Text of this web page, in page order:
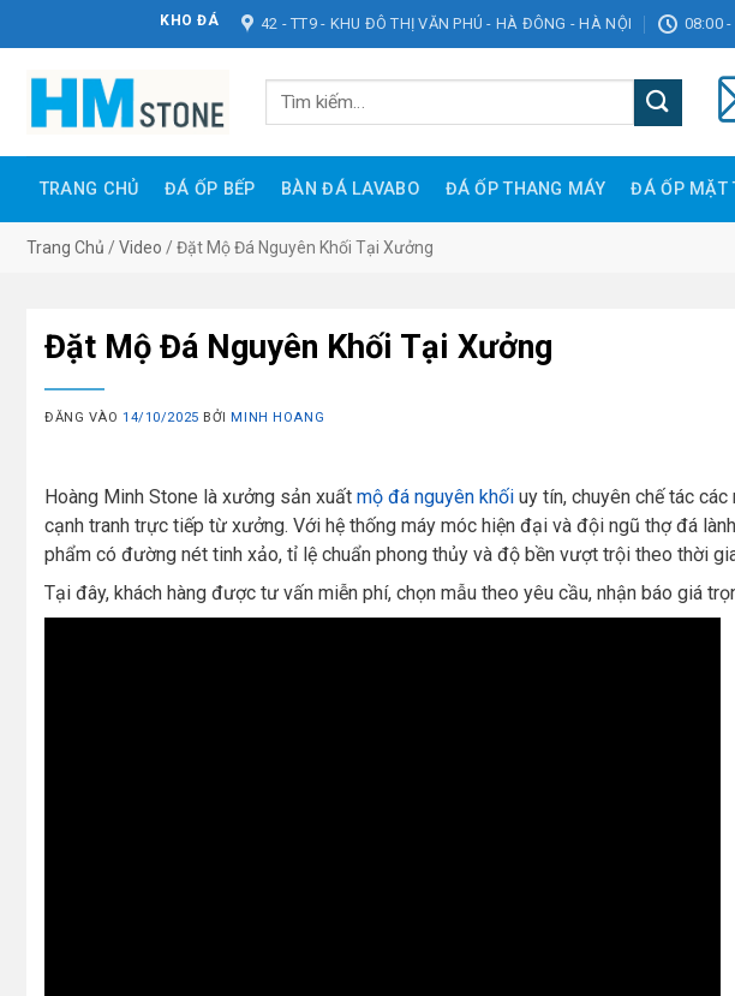
qua
KHO ĐÁ HOÀNG MINH STONE42 - TT9 - KHU ĐÔ THỊ VĂN PHÚ - HÀ ĐÔNG - HÀ NỘI 08:00
Tìm
kiếm:
TRANG CHỦ ĐÁ ỐP BẾP BÀN ĐÁ LAVABO ĐÁ ỐP THANG MÁY ĐÁ ỐP MẶT
Trang Chủ / Video / Đặt Mộ Đá Nguyên Khối Tại Xưởng
Đặt Mộ Đá Nguyên Khối Tại Xưởng
ĐĂNG VÀO14/10/2025 BỞI MINH HOANG
Hoàng Minh Stone là xưởng sản xuất mộ đá nguyên khối uy tín, chuyên chế tác
cạnh tranh trực tiếp từ xưởng. Với hệ thống máy móc hiện đại và đội ngũ thợ đá
phẩm có đường nét tinh xảo, tỉ lệ chuẩn phong thủy và độ bền vượt trội theo thời
Tại đây, khách hàng được tư vấn miễn phí, chọn mẫu theo yêu cầu, nhận báo giá